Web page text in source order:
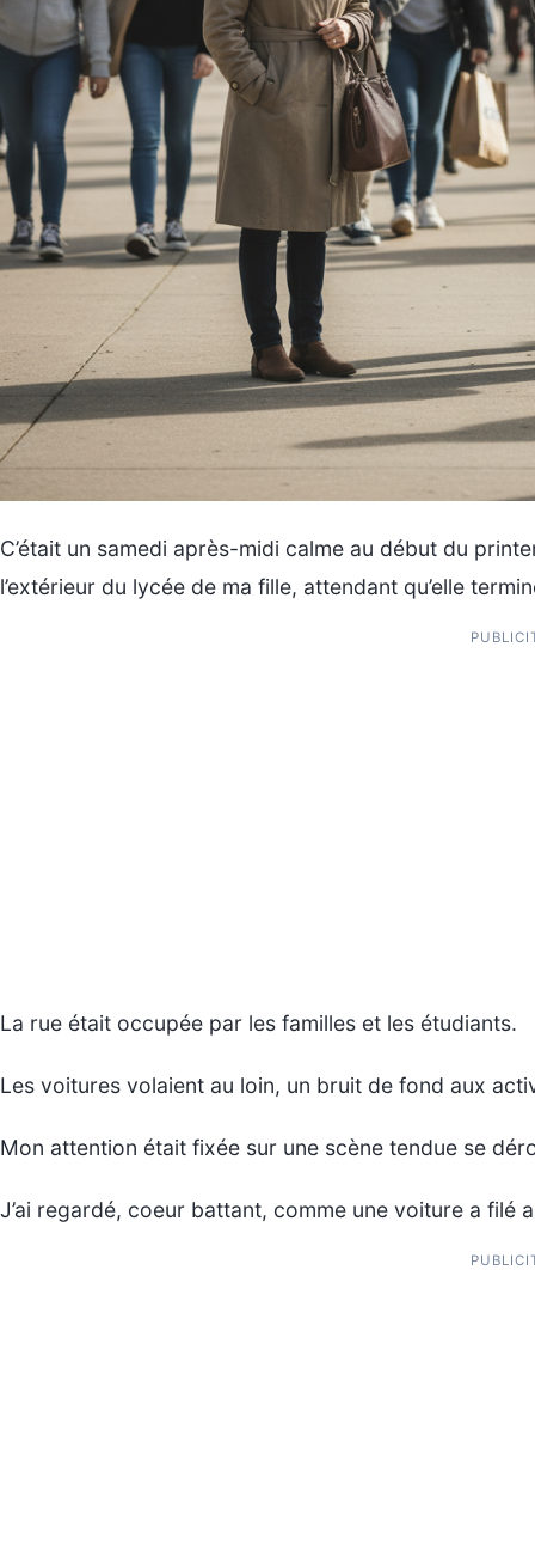
C’était un samedi après-midi calme au début du
l’extérieur du lycée de ma fille, attendant qu’elle
La rue était occupée par les familles et les étudiants.
Les voitures volaient au loin, un bruit de fond aux
Mon attention était fixée sur une scène tendue se
J’ai regardé, coeur battant, comme une voiture a filé